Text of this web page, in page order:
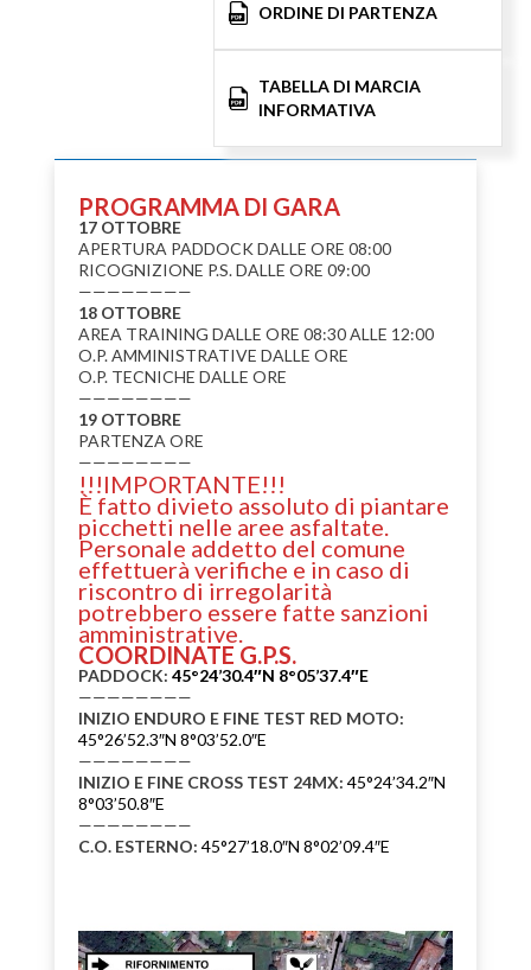
ORDINE DI PARTENZA
TABELLA DI MARCIA
INFORMATIVA
PROGRAMMA DI GARA
17 OTTOBRE
APERTURA PADDOCK DALLE ORE 08:00
RICOGNIZIONE P.S. DALLE ORE 09:00
————————
18 OTTOBRE
AREA TRAINING DALLE ORE 08:30 ALLE 12:00
O.P. AMMINISTRATIVE DALLE ORE
O.P. TECNICHE DALLE ORE
————————
19 OTTOBRE
PARTENZA ORE
————————
!!!IMPORTANTE!!!
È fatto divieto assoluto di piantare
picchetti nelle aree asfaltate.
Personale addetto del comune
effettuerà verifiche e in caso di
riscontro di irregolarità
potrebbero essere fatte sanzioni
amministrative.
COORDINATE G.P.S.
PADDOCK: 45°24’30.4″N 8°05’37.4″E
————————
INIZIO ENDURO E FINE TEST RED MOTO:
45°26’52.3″N 8°03’52.0″E
————————
INIZIO E FINE CROSS TEST 24MX: 45°24’34.2″N
8°03’50.8″E
————————
C.O. ESTERNO: 45°27’18.0″N 8°02’09.4″E